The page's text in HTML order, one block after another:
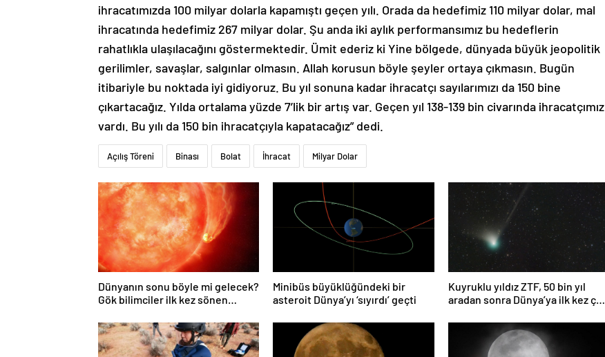
ihracatımızda 100 milyar dolarla kapamıştı geçen yılı. Orada da hedefimiz 110 milyar dolar, mal
ihracatında hedefimiz 267 milyar dolar. Şu anda iki aylık performansımız bu hedeflerin
rahatlıkla ulaşılacağını göstermektedir. Ümit ederiz ki Yine bölgede, dünyada büyük jeopolitik
gerilimler, savaşlar, salgınlar olmasın. Allah korusun böyle şeyler ortaya çıkmasın. Bugün
itibariyle bu noktada iyi gidiyoruz. Bu yıl sonuna kadar ihracatçı sayılarımızı da 150 bine
çıkartacağız. Yılda ortalama yüzde 7’lik bir artış var. Geçen yıl 138-139 bin civarında ihracatçımız
vardı. Bu yılı da 150 bin ihracatçıyla kapatacağız” dedi.
Açılış Töreni Binası Bolat İhracat Milyar Dolar
Dünyanın sonu böyle mi gelecek?
Gök bilimciler ilk kez sönen
oldu
Minibüs büyüklüğündeki bir
asteroit Dünya’yı ‘sıyırdı’ geçti
Kuyruklu yıldız ZTF, 50 bin yıl
aradan sonra Dünya’ya ilk kez çok